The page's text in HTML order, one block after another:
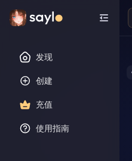
发现
创建
充值
使用指南